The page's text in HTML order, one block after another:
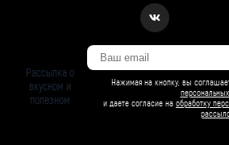
Рассылка о
вкусном и
полезном
Нажимая на кнопку, вы
и даете согласие на обработку